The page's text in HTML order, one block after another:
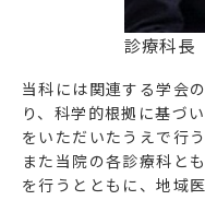
診療科
当科には関連する学会
り、科学的根拠に基づ
をいただいたうえで行
また当院の各診療科と
を行うとともに、地域